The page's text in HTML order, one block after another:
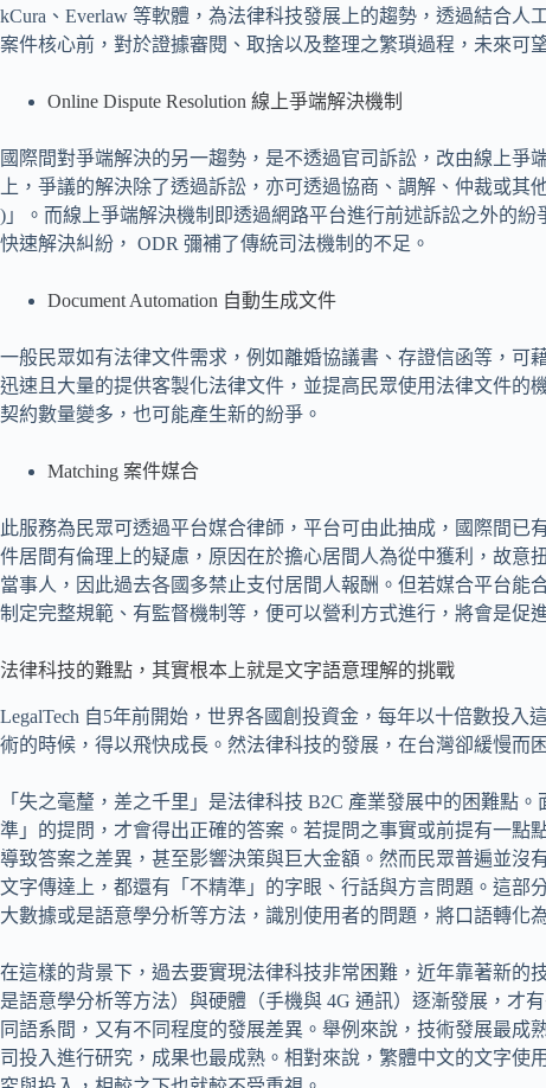
kCura、Everlaw 等軟體，為法律科技發展上的趨勢，透過結合
案件核心前，對於證據審閱、取捨以及整理之繁瑣過程，未來可
Online Dispute Resolution 線上爭端解決機制
國際間對爭端解決的另一趨勢，是不透過官司訴訟，改由線上爭
上，爭議的解決除了透過訴訟，亦可透過協商、調解、仲裁或
)」。而線上爭端解決機制即透過網路平台進行前述訴訟之外的
快速解決糾紛， ODR 彌補了傳統司法機制的不足。
Document Automation 自動生成文件
一般民眾如有法律文件需求，例如離婚協議書、存證信函等，可
迅速且大量的提供客製化法律文件，並提高民眾使用法律文件的
契約數量變多，也可能產生新的紛爭。
Matching 案件媒合
此服務為民眾可透過平台媒合律師，平台可由此抽成，國際間已
件居間有倫理上的疑慮，原因在於擔心居間人為從中獲利，故意
當事人，因此過去各國多禁止支付居間人報酬。但若媒合平台能
制定完整規範、有監督機制等，便可以營利方式進行，將會是促
法律科技的難點，其實根本上就是文字語意理解的挑戰
LegalTech 自5年前開始，世界各國創投資金，每年以十倍數投
術的時候，得以飛快成長。然法律科技的發展，在台灣卻緩慢而
「失之毫釐，差之千里」是法律科技 B2C 產業發展中的困難點
準」的提問，才會得出正確的答案。若提問之事實或前提有一點
導致答案之差異，甚至影響決策與巨大金額。然而民眾普遍並沒
文字傳達上，都還有「不精準」的字眼、行話與方言問題。這部
大數據或是語意學分析等方法，識別使用者的問題，將口語轉化
在這樣的背景下，過去要實現法律科技非常困難，近年靠著新的
是語意學分析等方法）與硬體（手機與 4G 通訊）逐漸發展，才
同語系間，又有不同程度的發展差異。舉例來說，技術發展最
司投入進行研究，成果也最成熟。相對來說，繁體中文的文字使